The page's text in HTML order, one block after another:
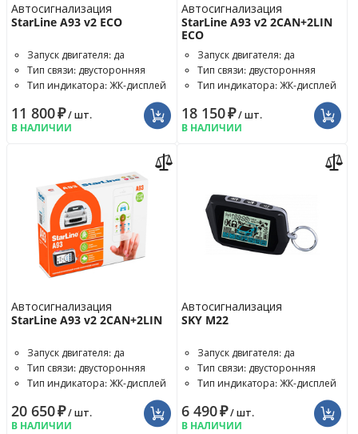
Автосигнализация
StarLine A93 v2 ECO
Запуск двигателя: да
Тип связи: двусторонняя
Тип индикатора: ЖК-дисплей
11 800₽/ шт.
В НАЛИЧИИ
Автосигнализация
StarLine A93 v2 2CAN+2LIN
ECO
Запуск двигателя: да
Тип связи: двусторонняя
Тип индикатора: ЖК-дисплей
18 150₽/ шт.
В НАЛИЧИИ
Автосигнализация
StarLine A93 v2 2CAN+2LIN
Запуск двигателя: да
Тип связи: двусторонняя
Тип индикатора: ЖК-дисплей
20 650₽/ шт.
В НАЛИЧИИ
Автосигнализация
SKY M22
Запуск двигателя: да
Тип связи: двусторонняя
Тип индикатора: ЖК-дисплей
6 490₽/ шт.
В НАЛИЧИИ